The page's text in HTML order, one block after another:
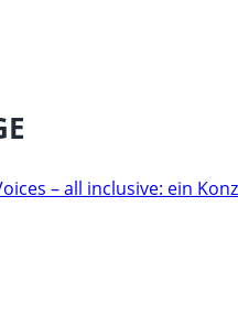
– all inclusive: ein